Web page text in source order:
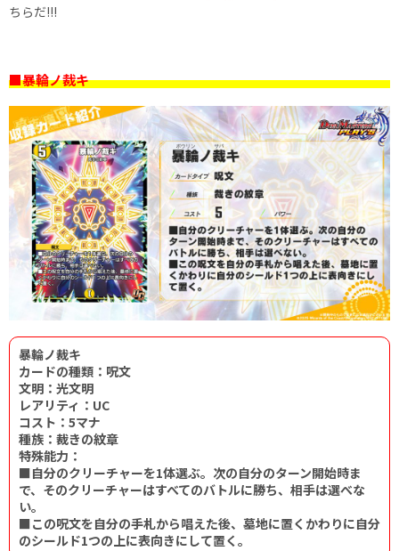
ちらだ!!!
■暴輪ノ裁キ
暴輪ノ裁キ
カードの種類：呪文
文明：光文明
レアリティ：UC
コスト：5マナ
種族：裁きの紋章
特殊能力：
■自分のクリーチャーを1体選ぶ。次の自分のターン開始時ま
で、そのクリーチャーはすべてのバトルに勝ち、相手は選べな
い。
■この呪文を自分の手札から唱えた後、墓地に置くかわりに自分
のシールド1つの上に表向きにして置く。